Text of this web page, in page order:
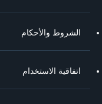
الشروط والأحكام
اتفاقية الاستخدام